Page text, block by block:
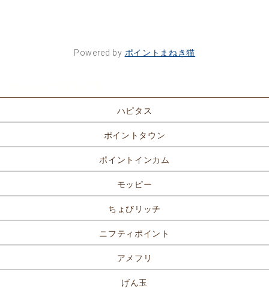
Powered by ポイントまねき猫
ハピタス
ポイントタウン
ポイントインカム
モッピー
ちょびリッチ
ニフティポイント
アメフリ
げん玉